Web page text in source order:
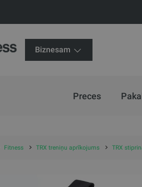
Biznesam
Preces
Fitness TRX treniņu aprīkojums TRX